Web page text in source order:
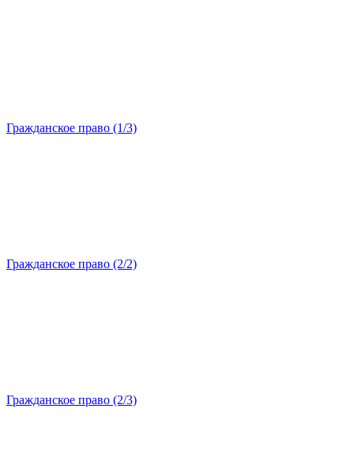
Гражданское право (1/3)
Гражданское право (2/2)
Гражданское право (2/3)